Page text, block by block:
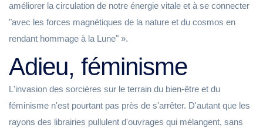
améliorer la circulation de notre énergie vitale et à se connecter
"avec les forces magnétiques de la nature et du cosmos en
rendant hommage à la Lune" ».
Adieu, féminisme
L'invasion des sorcières sur le terrain du bien-être et du
féminisme n'est pourtant pas près de s'arrêter. D'autant que les
rayons des librairies pullulent d'ouvrages qui mélangent, sans